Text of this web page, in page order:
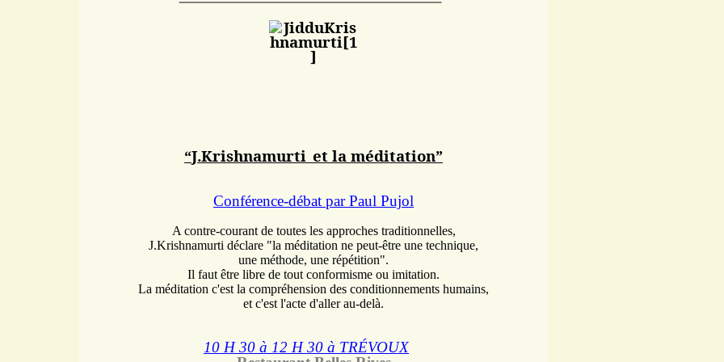
“J.Krishnamurti et la méditation”
Conférence-débat par Paul Pujol
A contre-courant de toutes les approches traditionnelles,
J.Krishnamurti déclare "la méditation ne peut-être une technique,
une méthode, une répétition".
Il faut être libre de tout conformisme ou imitation.
La méditation c'est la compréhension des conditionnements humains,
et c'est l'acte d'aller au-delà.
10 H 30 à 12 H 30 à TRÉVOUX